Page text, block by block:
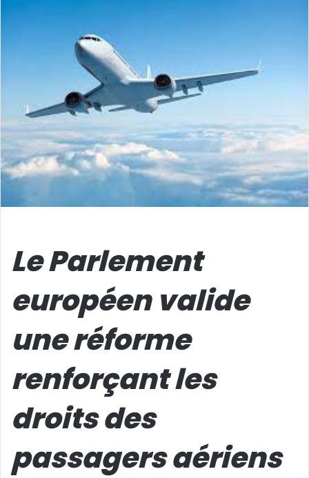
Le Parlement
européen valide
une réforme
renforçant les
droits des
passagers aériens